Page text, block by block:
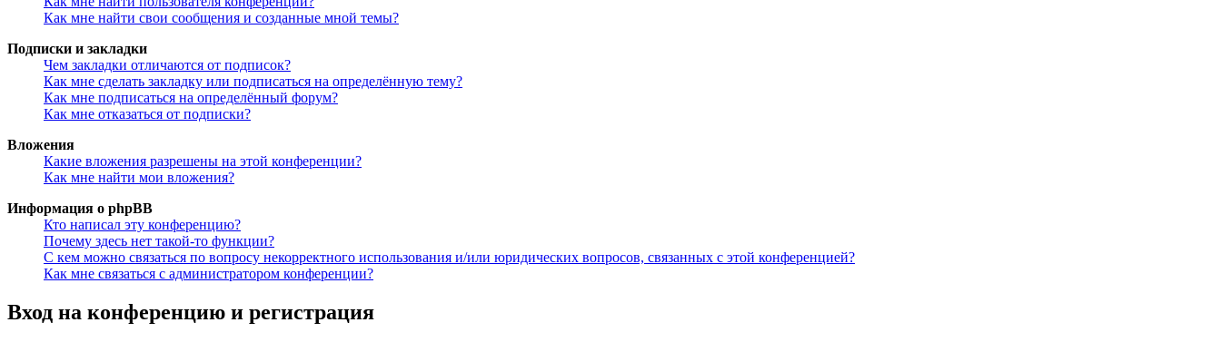
Как мне найти свои сообщения и созданные мной темы?
Подписки и закладки
Чем закладки отличаются от подписок?
Как мне сделать закладку или подписаться на определённую тему?
Как мне подписаться на определённый форум?
Как мне отказаться от подписки?
Вложения
Какие вложения разрешены на этой конференции?
Как мне найти мои вложения?
Информация о phpBB
Кто написал эту конференцию?
Почему здесь нет такой-то функции?
С кем можно связаться по вопросу некорректного использования и/или юридических вопросов, связанных с этой конференцией?
Как мне связаться с администратором конференции?
Вход на конференцию и регистрация